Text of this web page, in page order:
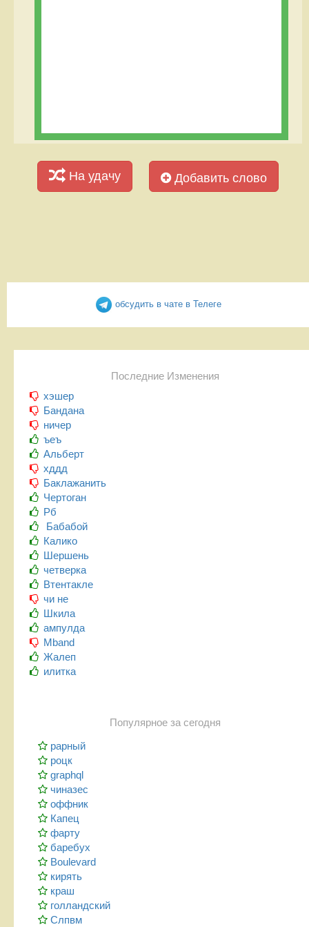
На удачу Добавить слово
обсудить в чате в Телеге
Последние Изменения
хэшер
Бандана
ничер
ъеъ
Альберт
хддд
Баклажанить
Чертоган
Рб
Бабабой
Калико
Шершень
четверка
Втентакле
чи не
Шкила
ампулда
Mband
Жалеп
илитка
Популярное за сегодня
рарный
роцк
graphql
чиназес
оффник
Капец
фарту
баребух
Boulevard
кирять
краш
голландский
Слпвм